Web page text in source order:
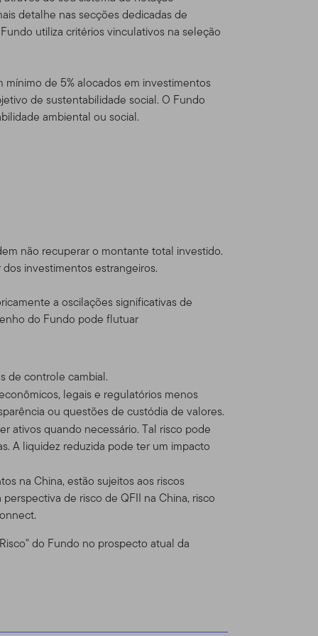
detalhe nas secções dedicadas de
utiliza critérios vinculativos na seleção
de 5% alocados em investimentos
de sustentabilidade social. O Fundo
ambiental ou social.
não recuperar o montante total investido.
investimentos estrangeiros.
a oscilações significativas de
do Fundo pode flutuar
de controle cambial.
legais e regulatórios menos
ou questões de custódia de valores.
ativos quando necessário. Tal risco pode
A liquidez reduzida pode ter um impacto
na China, estão sujeitos aos riscos
de risco de QFII na China, risco
do Fundo no prospecto atual da
com os Termos de Uso,
Global Advisors
Inc. [NYSE: BEN] é
de várias
fora dos Estados Unidos
Franklin
Este website
um investidor norte-
com produtos e serviços
para venda um título,
solicitação, oferta,
sobre qualquer
de banco ou consultor
formalmente